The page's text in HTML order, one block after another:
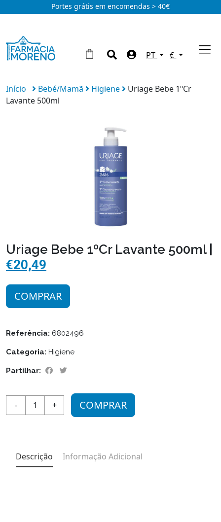
Portes grátis em encomendas > 40€
PT €
Início Bebé/Mamã Higiene
Uriage Bebe 1ºCr
Lavante 500ml
Uriage Bebe 1ºCr Lavante 500ml |
€20,49
COMPRAR
Referência: 6802496
Categoria: Higiene
Partilhar:
- 1 + COMPRAR
Descrição Informação Adicional